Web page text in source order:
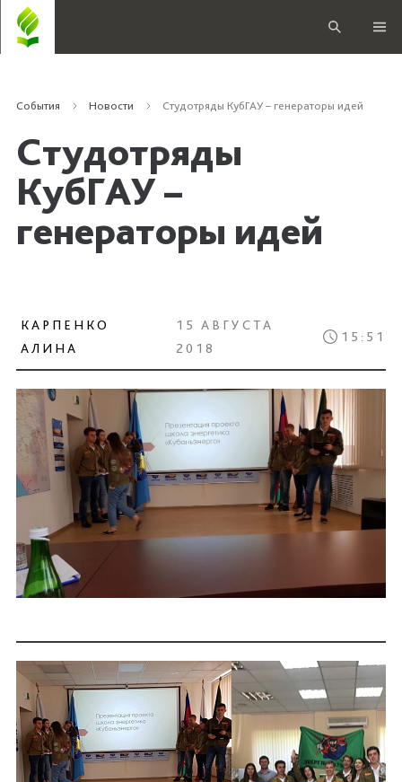
События Новости Студотряды КубГАУ – генераторы идей
Студотряды
КубГАУ –
генераторы идей
КАРПЕНКО
АЛИНА
15 АВГУСТА
2018
15:51